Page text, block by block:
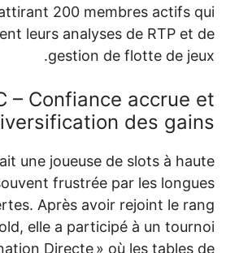
attirant 200 membres actifs
leurs analyses de RTP et
gestion de flotte de
C – Confiance accrue
diversification des
était une joueuse de slots à
souvent frustrée par les
de pertes. Après avoir rejoint le
Gold, elle a participé à un
Elimination Directe » où les tables